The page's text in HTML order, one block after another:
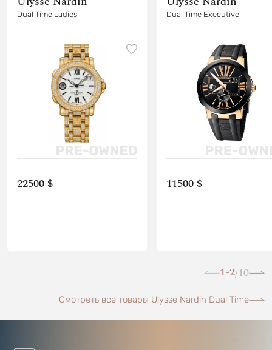
Dual Time Ladies
22500 $
Dual Time Executive
11500 $
1-2/10
Смотреть все товары Ulysse Nardin Dual Time